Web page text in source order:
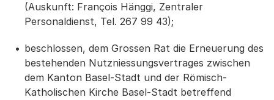
(Auskunft: François Hänggi, Zentraler
Personaldienst, Tel. 267 99 43);
beschlossen, dem Grossen Rat die Erneuerung des
bestehenden Nutzniessungsvertrages zwischen
dem Kanton Basel-Stadt und der Römisch-
Katholischen Kirche Basel-Stadt betreffend